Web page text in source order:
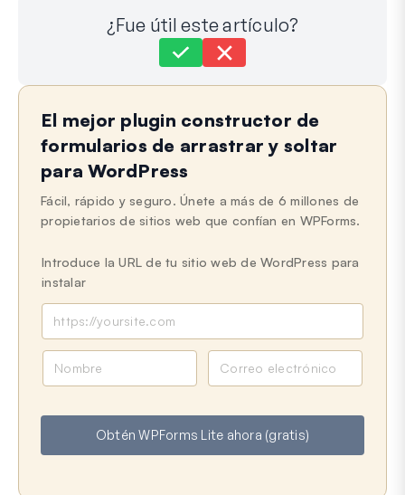
¿Fue útil este artículo?
Aún atascado?
Última actualización el 11 de junio de 2025
El mejor plugin constructor de
formularios de arrastrar y soltar
para WordPress
Fácil, rápido y seguro. Únete a más de 6 millones de
propietarios de sitios web que confían en WPForms.
Introduce la URL de tu sitio web de WordPress para
instalar
b
e
r
e
o
Obtén WPForms Lite ahora (gratis)